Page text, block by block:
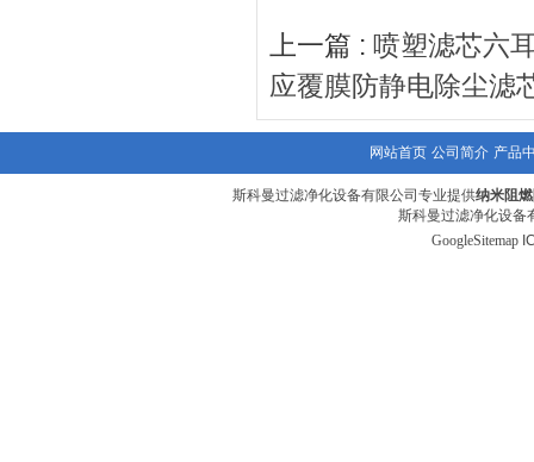
上一篇 : 喷塑滤芯六
应覆膜防静电除尘滤
网站首页 公司简介 产品
斯科曼过滤净化设备有限公司专业提供纳米阻
斯科曼过滤净化设备
GoogleSitemap